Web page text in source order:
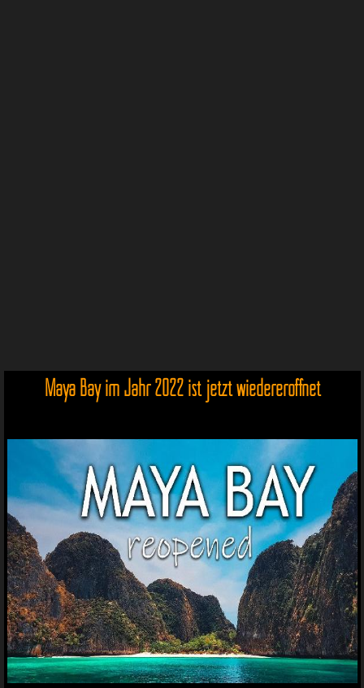
Maya Bay im Jahr 2022 ist jetzt wiedereröffnet